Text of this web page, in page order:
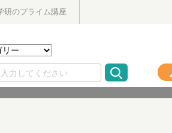
研のプライム講座